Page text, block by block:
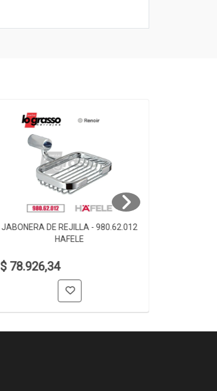
JABONERA DE REJILLA - 980.62.012
HAFELE
$ 78.926,34